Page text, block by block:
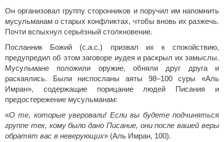
Он организовал группу сторонников и поручил им напомнить
мусульманам о старых конфликтах, чтобы вновь их разжечь.
Почти вспыхнул серьёзный столкновение.
Посланник Божий (с.а.с.) призвал их к спокойствию,
предупредил об этом заговоре иудея и раскрыл их замыслы.
Мусульмане положили оружие, обняли друг друга и
раскаялись. Были ниспосланы аяты 98–100 суры «Аль
Имран», содержащие порицание людей Писания и
предостережение мусульманам:
«О те, которые уверовали! Если вы будете подчиняться
группе тех, кому было дано Писание, они после вашей веры
обратят вас в неверующих» (Аль Имран, 100).